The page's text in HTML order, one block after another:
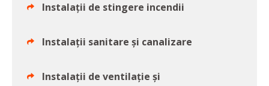
Instalații de stingere incendii
Instalații sanitare și canalizare
Instalații de ventilație și